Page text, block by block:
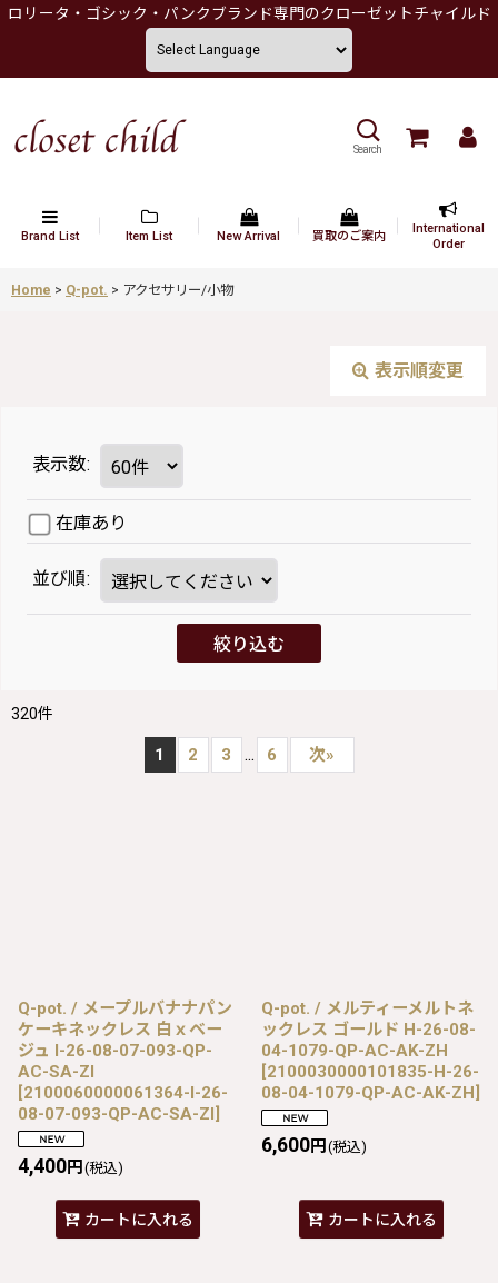
ロリータ・ゴシック・パンクブランド専門のクローゼットチャイルド
Search
Brand List Item List New Arrival 買取のご案内
International
Order
Home > Q-pot. > アクセサリー/小物
表示順変更
表示数:
在庫あり
並び順:
絞り込む
320件
1 2 3 ... 6 次»
Q-pot. / メープルバナナパン
ケーキネックレス 白ｘベー
ジュ I-26-08-07-093-QP-
AC-SA-ZI
[2100060000061364-I-26-
08-07-093-QP-AC-SA-ZI]
4,400円 (税込)
カートに入れる
Q-pot. / メルティーメルトネ
ックレス ゴールド H-26-08-
04-1079-QP-AC-AK-ZH
[2100030000101835-H-26-
08-04-1079-QP-AC-AK-ZH]
6,600円 (税込)
カートに入れる